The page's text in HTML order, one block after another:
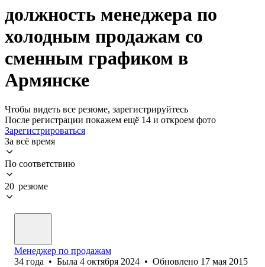
должность менеджера по
холодным продажам со
сменным графиком в
Армянске
Чтобы видеть все резюме, зарегистрируйтесь
После регистрации покажем ещё 14 и откроем фото
Зарегистрироваться
За всё время
По соответствию
20 резюме
Менеджер по продажам
34 года • Была 4 октября 2024 • Обновлено 17 мая 2015